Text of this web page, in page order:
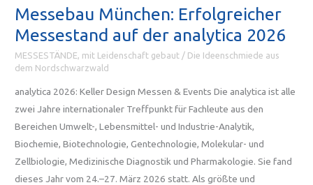
Messebau München: Erfolgreicher
Messestand auf der analytica 2026
MESSESTÄNDE, mit Leidenschaft gebaut / Die Ideenschmiede aus
dem Nordschwarzwald
analytica 2026: Keller Design Messen & Events Die analytica ist alle
zwei Jahre internationaler Treffpunkt für Fachleute aus den
Bereichen Umwelt-, Lebensmittel- und Industrie-Analytik,
Biochemie, Biotechnologie, Gentechnologie, Molekular- und
Zellbiologie, Medizinische Diagnostik und Pharmakologie. Sie fand
dieses Jahr vom 24.–27. März 2026 statt. Als größte und